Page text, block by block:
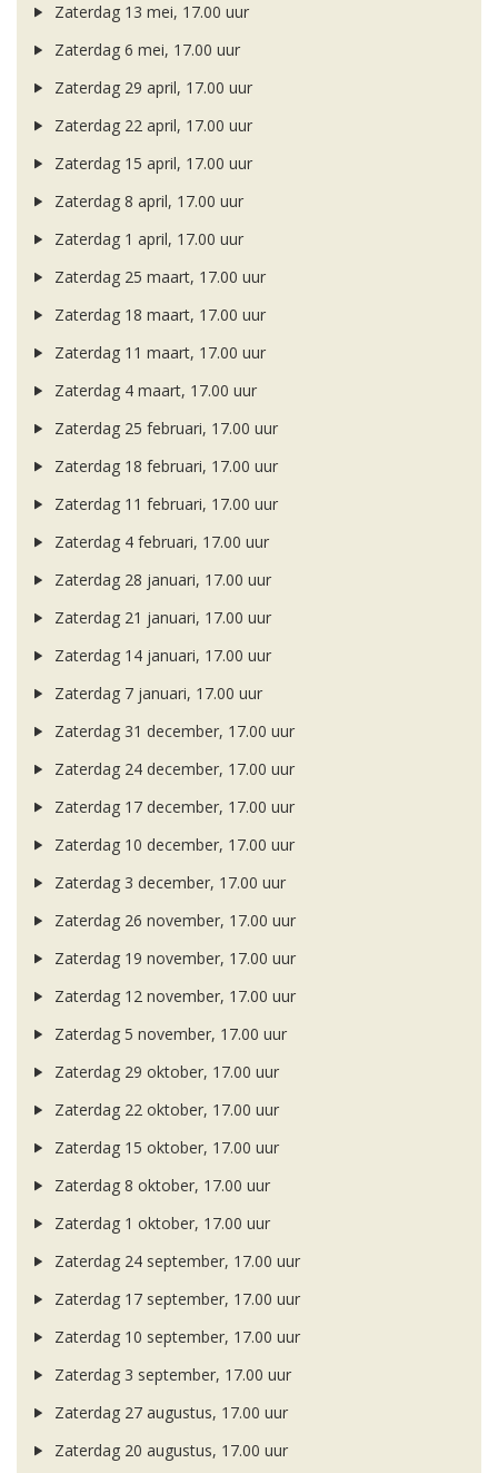
Zaterdag 13 mei, 17.00 uur
Zaterdag 6 mei, 17.00 uur
Zaterdag 29 april, 17.00 uur
Zaterdag 22 april, 17.00 uur
Zaterdag 15 april, 17.00 uur
Zaterdag 8 april, 17.00 uur
Zaterdag 1 april, 17.00 uur
Zaterdag 25 maart, 17.00 uur
Zaterdag 18 maart, 17.00 uur
Zaterdag 11 maart, 17.00 uur
Zaterdag 4 maart, 17.00 uur
Zaterdag 25 februari, 17.00 uur
Zaterdag 18 februari, 17.00 uur
Zaterdag 11 februari, 17.00 uur
Zaterdag 4 februari, 17.00 uur
Zaterdag 28 januari, 17.00 uur
Zaterdag 21 januari, 17.00 uur
Zaterdag 14 januari, 17.00 uur
Zaterdag 7 januari, 17.00 uur
Zaterdag 31 december, 17.00 uur
Zaterdag 24 december, 17.00 uur
Zaterdag 17 december, 17.00 uur
Zaterdag 10 december, 17.00 uur
Zaterdag 3 december, 17.00 uur
Zaterdag 26 november, 17.00 uur
Zaterdag 19 november, 17.00 uur
Zaterdag 12 november, 17.00 uur
Zaterdag 5 november, 17.00 uur
Zaterdag 29 oktober, 17.00 uur
Zaterdag 22 oktober, 17.00 uur
Zaterdag 15 oktober, 17.00 uur
Zaterdag 8 oktober, 17.00 uur
Zaterdag 1 oktober, 17.00 uur
Zaterdag 24 september, 17.00 uur
Zaterdag 17 september, 17.00 uur
Zaterdag 10 september, 17.00 uur
Zaterdag 3 september, 17.00 uur
Zaterdag 27 augustus, 17.00 uur
Zaterdag 20 augustus, 17.00 uur